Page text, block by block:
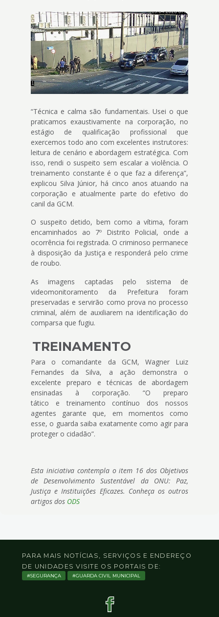
“Técnica e calma são fundamentais. Usei o que
praticamos exaustivamente na corporação, no
estágio de qualificação profissional que
exercemos todo ano com excelentes instrutores:
leitura de cenário e abordagem estratégica. Com
isso, rendi o suspeito sem escalar a violência. O
treinamento constante é o que faz a diferença”,
explicou Silva Júnior, há cinco anos atuando na
corporação e atualmente parte do efetivo do
canil da GCM.
O suspeito detido, bem como a vítima, foram
encaminhados ao 7º Distrito Policial, onde a
ocorrência foi registrada. O criminoso permanece
à disposição da Justiça e responderá pelo crime
de roubo.
As imagens captadas pelo sistema de
videomonitoramento da Prefeitura foram
preservadas e servirão como prova no processo
criminal, além de auxiliarem na identificação do
comparsa que fugiu.
TREINAMENTO
Para o comandante da GCM, Wagner Luiz
Fernandes da Silva, a ação demonstra o
excelente preparo e técnicas de abordagem
ensinadas à corporação. “O
preparo
tático e treinamento contínuo dos nossos
agentes garante que, em momentos como
esse, o guarda saiba exatamente como agir para
proteger o cidadão”.
Esta iniciativa contempla o item 16 dos Objetivos
de Desenvolvimento Sustentável da ONU: Paz,
Justiça e Instituições Eficazes. Conheça os outros
artigos dos ODS
PARA MAIS NOTÍCIAS, SERVIÇOS E ENDEREÇO
DE UNIDADES VISITE OS PORTAIS DE:
SEGURANÇA GUARDA CIVIL MUNICIPAL